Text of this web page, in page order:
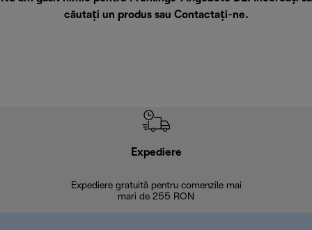
căutați un produs sau Contactați-ne.
Expediere
Expediere gratuită pentru comenzile mai
mari de 255 RON